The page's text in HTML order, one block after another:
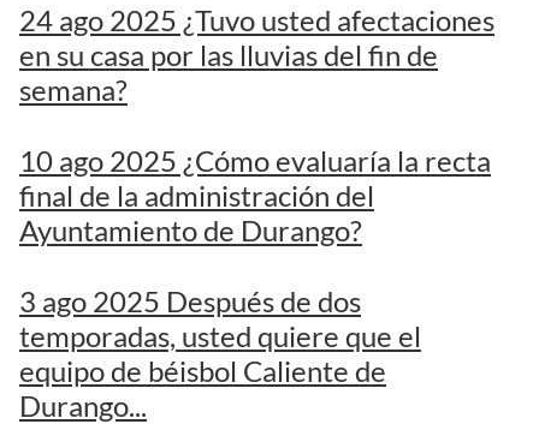
24 ago 2025 ¿Tuvo usted afectaciones
en su casa por las lluvias del fin de
semana?
10 ago 2025 ¿Cómo evaluaría la recta
final de la administración del
Ayuntamiento de Durango?
3 ago 2025 Después de dos
temporadas, usted quiere que el
equipo de béisbol Caliente de
Durango...